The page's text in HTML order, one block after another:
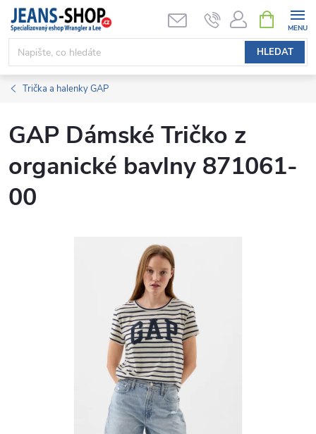
Přejít
obsah
HLEDAT
NÁKUPNÍ
KOŠÍK
Trička a halenky GAP
GAP Dámské Tričko z
organické bavlny 871061-
00